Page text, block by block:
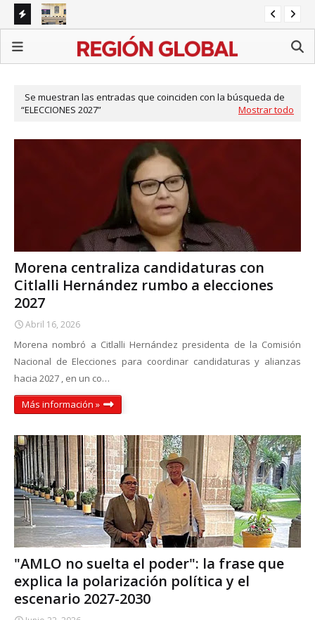
Congreso de Puebla concentra agenda en reformas
sectoriales mientras persisten pendientes estatales
Se muestran las entradas que coinciden con la búsqueda de
ELECCIONES 2027
Mostrar todo
Morena centraliza candidaturas con
Citlalli Hernández rumbo a elecciones
2027
Abril 16, 2026
Morena nombró a Citlalli Hernández presidenta de la Comisión
Nacional de Elecciones para coordinar candidaturas y alianzas
hacia 2027 , en un co…
Más información »
"AMLO no suelta el poder": la frase que
explica la polarización política y el
escenario 2027-2030